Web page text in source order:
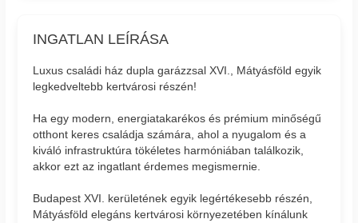
INGATLAN LEÍRÁSA
Luxus családi ház dupla garázzsal XVI., Mátyásföld egyik
legkedveltebb kertvárosi részén!
Ha egy modern, energiatakarékos és prémium minőségű
otthont keres családja számára, ahol a nyugalom és a
kiváló infrastruktúra tökéletes harmóniában találkozik,
akkor ezt az ingatlant érdemes megismernie.
Budapest XVI. kerületének egyik legértékesebb részén,
Mátyásföld elegáns kertvárosi környezetében kínálunk